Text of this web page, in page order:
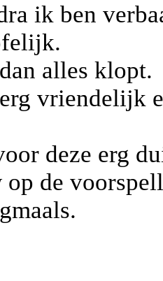
ik ben
alles klopt.
vriendelijk
deze erg
de